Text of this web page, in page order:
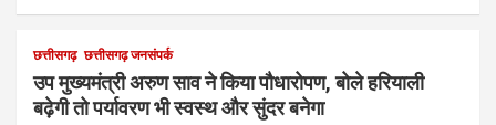
छत्तीसगढ़ छत्तीसगढ़ जनसंपर्क
उप मुख्यमंत्री अरुण साव ने किया पौधारोपण, बोले हरियाली
बढ़ेगी तो पर्यावरण भी स्वस्थ और सुंदर बनेगा